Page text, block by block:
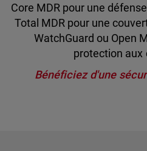
Core MDR pour une
Total MDR pour une
WatchGuard ou Open
protection aux
Bénéficiez d'une